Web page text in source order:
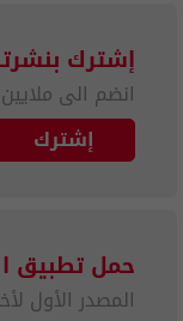
إشترك
انضم الى
إشترك
حمل تطبيق
المصدر الأول